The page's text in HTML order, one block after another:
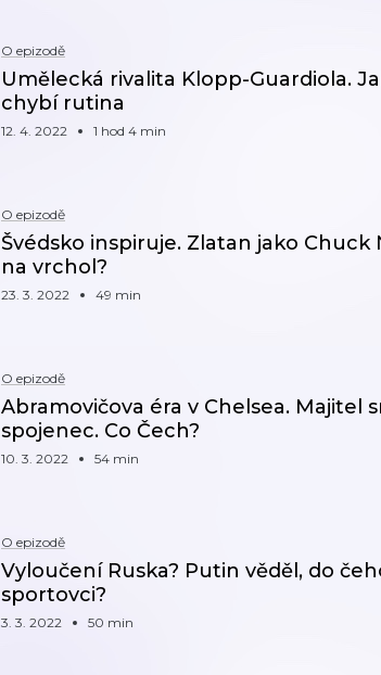
O epizodě
Umělecká rivalita Klopp-Guardiola.
chybí rutina
12. 4. 2022 1 hod 4 min
O epizodě
Švédsko inspiruje. Zlatan jako
na vrchol?
23. 3. 2022 49 min
O epizodě
Abramovičova éra v Chelsea. Majitel
spojenec. Co Čech?
10. 3. 2022 54 min
O epizodě
Vyloučení Ruska? Putin věděl, do
sportovci?
3. 3. 2022 50 min